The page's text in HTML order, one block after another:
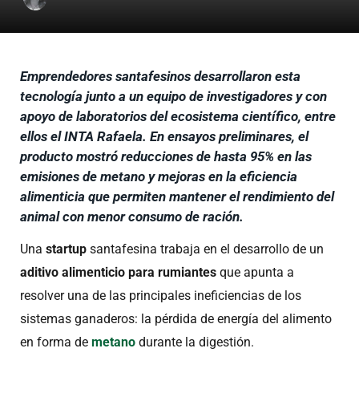
Emprendedores santafesinos desarrollaron esta
tecnología junto a un equipo de investigadores y con
apoyo de laboratorios del ecosistema científico, entre
ellos el INTA Rafaela. En ensayos preliminares, el
producto mostró reducciones de hasta 95% en las
emisiones de metano y mejoras en la eficiencia
alimenticia que permiten mantener el rendimiento del
animal con menor consumo de ración.
Una startup santafesina trabaja en el desarrollo de un
aditivo alimenticio para rumiantes que apunta a
resolver una de las principales ineficiencias de los
sistemas ganaderos: la pérdida de energía del alimento
en forma de metano durante la digestión.